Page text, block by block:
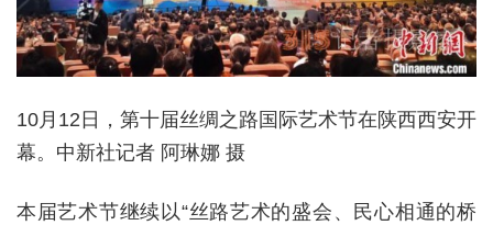
10月12日，第十届丝绸之路国际艺术节在陕西西安开
幕。中新社记者 阿琳娜 摄
本届艺术节继续以“丝路艺术的盛会、民心相通的桥